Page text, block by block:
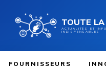
TOUTE
ACTUALITÉS ET
INDISPENSABLES
FOURNISSEURS